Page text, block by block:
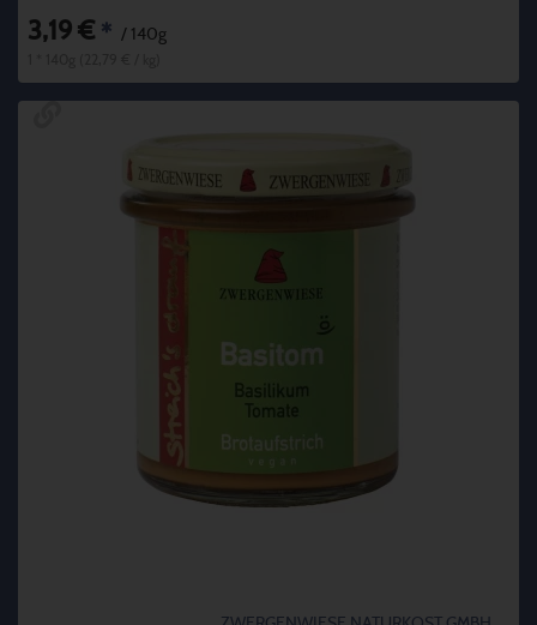
3,19 € * / 140g